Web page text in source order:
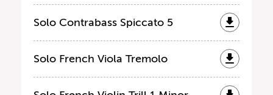
Solo Contrabass Spiccato 5
Solo French Viola Tremolo